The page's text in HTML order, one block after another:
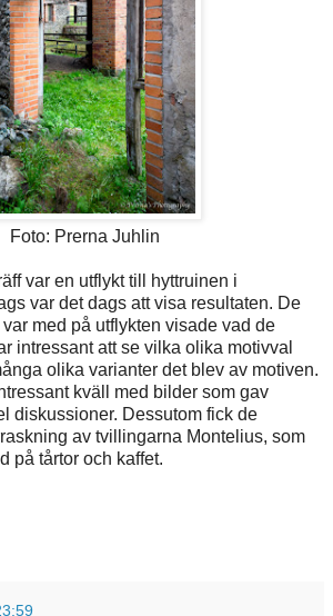
Foto: Prerna Juhlin
var en utflykt till hyttruinen i
var det dags att visa resultaten. De
med på utflykten visade vad de
intressant att se vilka olika motivval
olika varianter det blev av motiven.
kväll med bilder som gav
diskussioner. Dessutom fick de
av tvillingarna Montelius, som
på tårtor och kaffet.